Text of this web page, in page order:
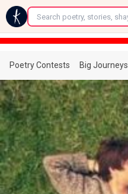
←
Poetry Contests Big Journeys